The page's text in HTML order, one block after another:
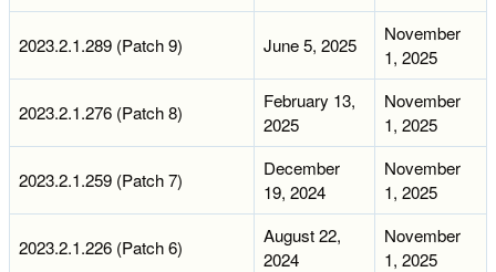
2023.2.1.289 (Patch 9) June 5, 2025
November
1, 2025
2023.2.1.276 (Patch 8)
February 13,
2025
November
1, 2025
2023.2.1.259 (Patch 7)
December
19, 2024
November
1, 2025
2023.2.1.226 (Patch 6)
August 22,
2024
November
1, 2025